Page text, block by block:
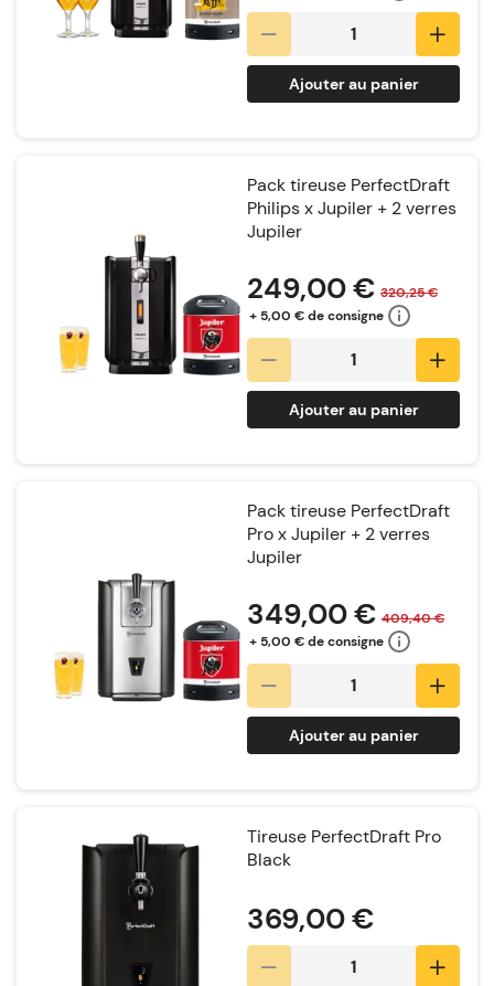
Ajouter au panier
Pack tireuse PerfectDraft
Philips x Jupiler + 2 verres
Jupiler
249,00 € 320,25 €
+ 5,00 € de consigne
Ajouter au panier
Pack tireuse PerfectDraft
Pro x Jupiler + 2 verres
Jupiler
349,00 € 409,40 €
+ 5,00 € de consigne
Ajouter au panier
Tireuse PerfectDraft Pro
Black
369,00 €